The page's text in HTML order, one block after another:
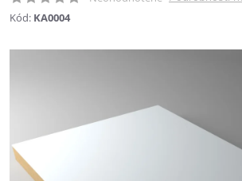
Kód: KA0004